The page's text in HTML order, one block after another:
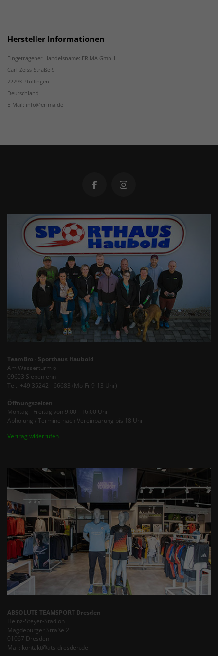
Hersteller Informationen
Eingetragener Handelsname: ERIMA GmbH
Carl-Zeiss-Straße 9
72793 Pfullingen
Deutschland
E-Mail: info@erima.de
TeamBro - Sporthaus Haubold
Am Wasserturm 6
09603 Siebenlehn
Tel.: +49 35242 - 66683 (Mo-Fr 9-13 Uhr)
Öffnungszeiten
Montag - Freitag von 9:00 - 16:00 Uhr
Abholung / Termine nach Vereinbarung bis 18 Uhr
Vertrag widerrufen
ABSOLUTE TEAMSPORT Dresden
Heinz-Steyer-Stadion
Magdeburger Straße 2
01067 Dresden
Mail: kontakt@ats-dresden.de